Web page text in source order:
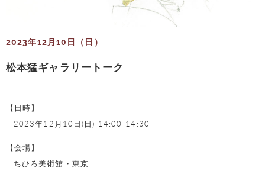
2023年12月10日（日）
松本猛ギャラリートーク
【日時】
2023年12月10日(日) 14:00-14:30
【会場】
ちひろ美術館・東京